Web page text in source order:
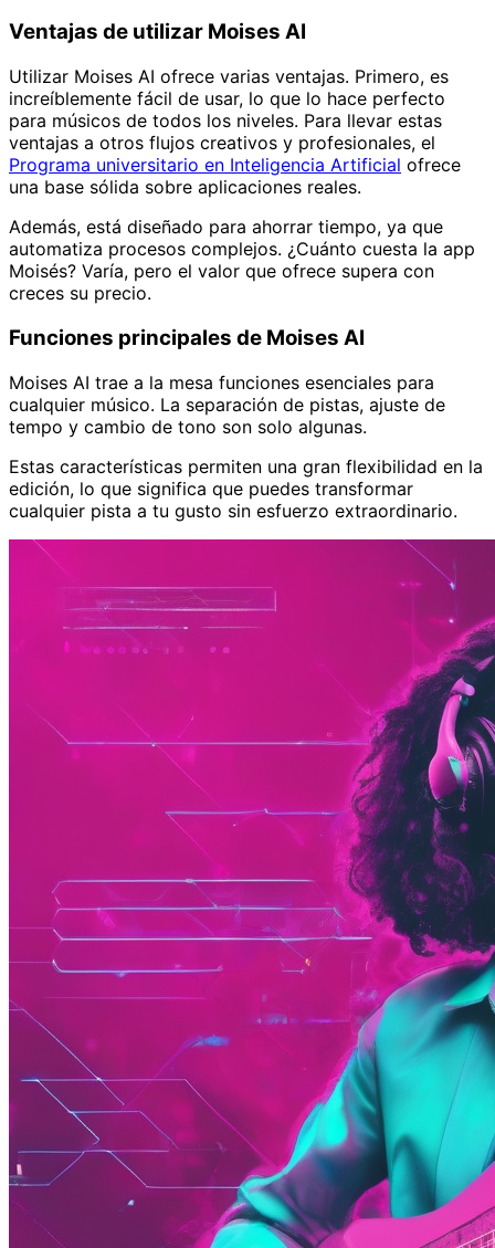
Ventajas de utilizar Moises AI
Utilizar Moises AI ofrece varias ventajas. Primero, es
increíblemente fácil de usar, lo que lo hace perfecto
para músicos de todos los niveles. Para llevar estas
ventajas a otros flujos creativos y profesionales, el
Programa universitario en Inteligencia Artificial ofrece
una base sólida sobre aplicaciones reales.
Además, está diseñado para ahorrar tiempo, ya que
automatiza procesos complejos. ¿Cuánto cuesta la app
Moisés? Varía, pero el valor que ofrece supera con
creces su precio.
Funciones principales de Moises AI
Moises AI trae a la mesa funciones esenciales para
cualquier músico. La separación de pistas, ajuste de
tempo y cambio de tono son solo algunas.
Estas características permiten una gran flexibilidad en la
edición, lo que significa que puedes transformar
cualquier pista a tu gusto sin esfuerzo extraordinario.